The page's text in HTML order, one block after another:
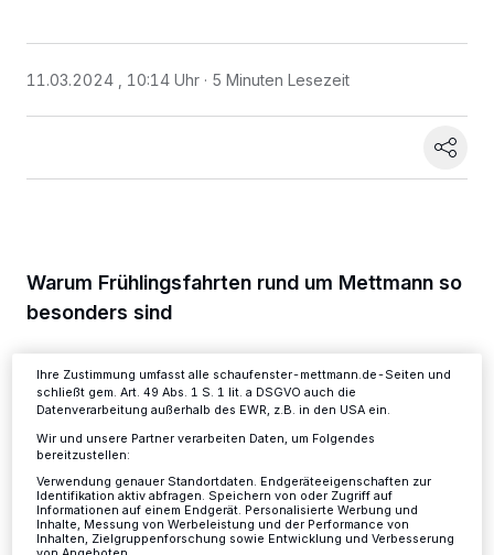
11.03.2024 , 10:14 Uhr 5 Minuten Lesezeit
Warum Frühlingsfahrten rund um Mettmann so
besonders sind
Der Frühling bringt nicht nur die Natur zum
Blühen, sondern erweckt auch die
Leidenschaft jedes Motorradfahrers.
öffnet sich eine Welt voller Fahrvergnügen
und landschaftlicher Schönheiten. Doch was
dieses Menü jederzeit wieder aufrufen, um Ihre Einstellungen zu
ändern oder Ihre Einwilligung zu widerrufen, indem Sie auf den Link
Einstellungen oder Ablehnen am unteren Rand der Webseite klicken.
Ihre Zustimmung umfasst alle schaufenster-mettmann.de-Seiten und
schließt gem. Art. 49 Abs. 1 S. 1 lit. a DSGVO auch die
Datenverarbeitung außerhalb des EWR, z.B. in den USA ein.
Wir und unsere Partner verarbeiten Daten, um Folgendes
bereitzustellen:
Verwendung genauer Standortdaten. Endgeräteeigenschaften zur
Identifikation aktiv abfragen. Speichern von oder Zugriff auf
Informationen auf einem Endgerät. Personalisierte Werbung und
Inhalte, Messung von Werbeleistung und der Performance von
Inhalten, Zielgruppenforschung sowie Entwicklung und Verbesserung